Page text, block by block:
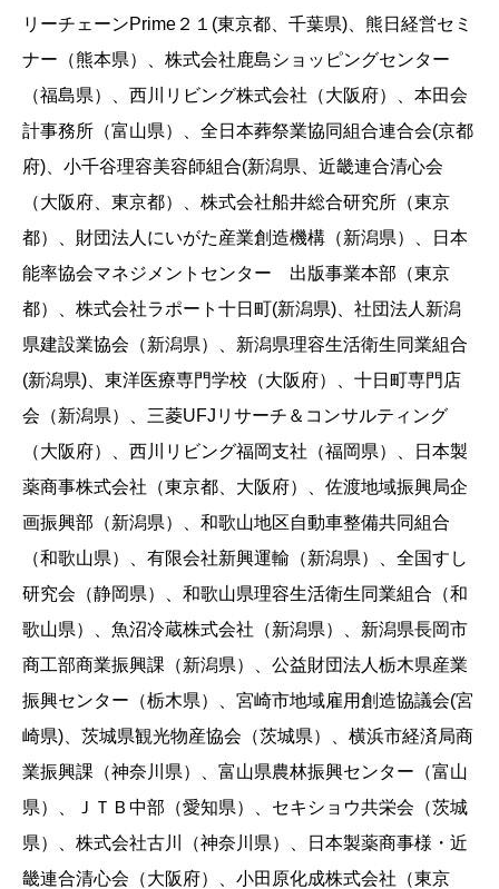
リーチェーンPrime２１(東京都、千葉県)、熊日経営セミ
ナー（熊本県）、株式会社鹿島ショッピングセンター
（福島県）、西川リビング株式会社（大阪府）、本田会
計事務所（富山県）、全日本葬祭業協同組合連合会(京都
府)、小千谷理容美容師組合(新潟県、近畿連合清心会
（大阪府、東京都）、株式会社船井総合研究所（東京
都）、財団法人にいがた産業創造機構（新潟県）、日本
能率協会マネジメントセンター 出版事業本部（東京
都）、株式会社ラポート十日町(新潟県)、社団法人新潟
県建設業協会（新潟県）、新潟県理容生活衛生同業組合
(新潟県)、東洋医療専門学校（大阪府）、十日町専門店
会（新潟県）、三菱UFJリサーチ＆コンサルティング
（大阪府）、西川リビング福岡支社（福岡県）、日本製
薬商事株式会社（東京都、大阪府）、佐渡地域振興局企
画振興部（新潟県）、和歌山地区自動車整備共同組合
（和歌山県）、有限会社新興運輸（新潟県）、全国すし
研究会（静岡県）、和歌山県理容生活衛生同業組合（和
歌山県）、魚沼冷蔵株式会社（新潟県）、新潟県長岡市
商工部商業振興課（新潟県）、公益財団法人栃木県産業
振興センター（栃木県）、宮崎市地域雇用創造協議会(宮
崎県)、茨城県観光物産協会（茨城県）、横浜市経済局商
業振興課（神奈川県）、富山県農林振興センター（富山
県）、ＪＴＢ中部（愛知県）、セキショウ共栄会（茨城
県）、株式会社古川（神奈川県）、日本製薬商事様・近
畿連合清心会（大阪府）、小田原化成株式会社（東京